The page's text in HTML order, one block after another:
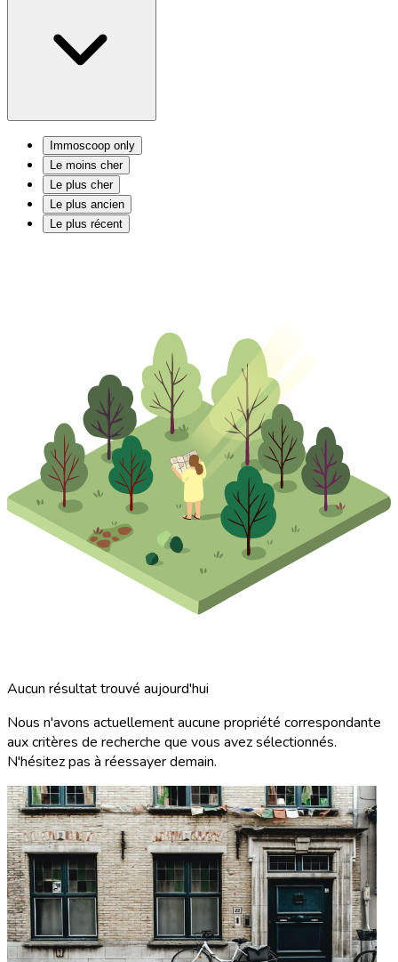
Immoscoop only
Le moins cher
Le plus cher
Le plus ancien
Le plus récent
Aucun résultat trouvé aujourd'hui
Nous n'avons actuellement aucune propriété correspondante
aux critères de recherche que vous avez sélectionnés.
N'hésitez pas à réessayer demain.